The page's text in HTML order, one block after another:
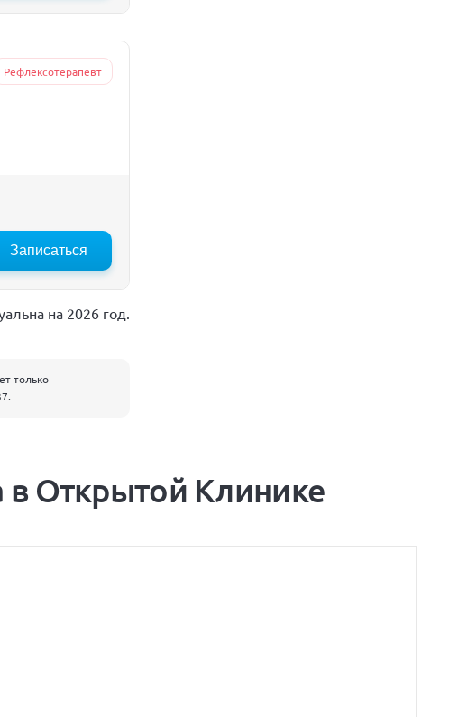
Рефлексотерапевт
Записаться
на 2026 год.
только
.
в Открытой Клинике